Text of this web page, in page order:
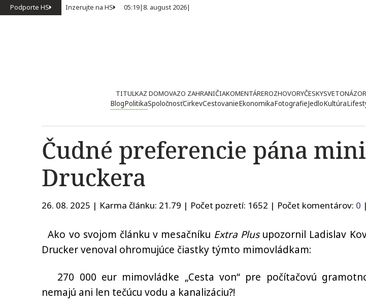
Podporte HS Inzerujte na HS 05:19| 8. august 2026|
TITULKAZ DOMOVAZO ZAHRANIČIAKOMENTÁREROZHOVORYČESKYSVETONÁZOR
BlogPolitikaSpoločnosťCirkevCestovanieEkonomikaFotografieJedloKultúra
Čudné preferencie pána
Druckera
26. 08. 2025 | Karma článku: 21.79 | Počet pozretí: 1652 | Počet komentárov: 0
Ako vo svojom článku v mesačníku Extra Plusupozornil Ladislav
Drucker venoval ohromujúce čiastky týmto mimovládkam:
270 000 eur mimovládke „Cesta von“ pre počítačovú
nemajú ani len tečúcu vodu a kanalizáciu?!